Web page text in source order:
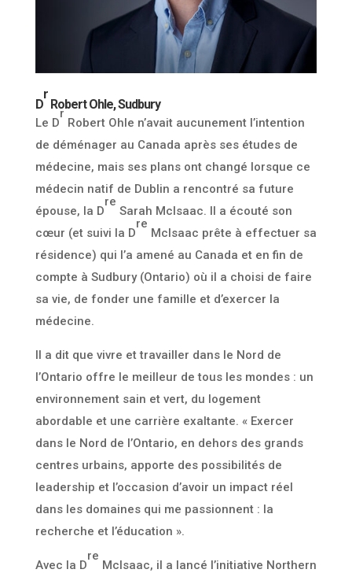
D
r
Robert Ohle, Sudbury
Le D
r
Robert Ohle n’avait aucunement l’intention
de déménager au Canada après ses études de
médecine, mais ses plans ont changé lorsque ce
médecin natif de Dublin a rencontré sa future
épouse, la D
re
Sarah McIsaac. Il a écouté son
cœur (et suivi la D
re
McIsaac prête à effectuer sa
résidence) qui l’a amené au Canada et en fin de
compte à Sudbury (Ontario) où il a choisi de faire
sa vie, de fonder une famille et d’exercer la
médecine.
Il a dit que vivre et travailler dans le Nord de
l’Ontario offre le meilleur de tous les mondes : un
environnement sain et vert, du logement
abordable et une carrière exaltante. « Exercer
dans le Nord de l’Ontario, en dehors des grands
centres urbains, apporte des possibilités de
leadership et l’occasion d’avoir un impact réel
dans les domaines qui me passionnent : la
recherche et l’éducation ».
Avec la D
re
McIsaac, il a lancé l’initiative Northern